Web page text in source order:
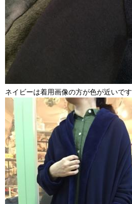
ネイビーは着用画像の方が色が近いです